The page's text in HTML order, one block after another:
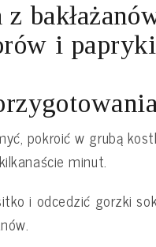
z
i
pokroić w grubą
minut.
i odcedzić gorzki